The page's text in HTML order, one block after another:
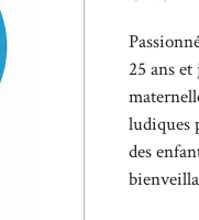
25 ans
ludiques
des